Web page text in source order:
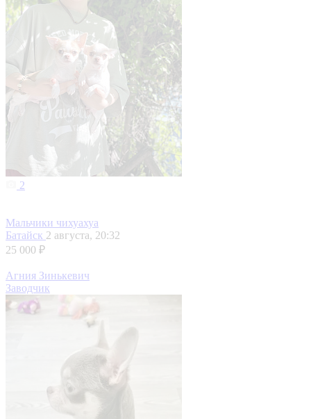
2
Мальчики чихуахуа
Батайск 2 августа, 20:32
25 000 ₽
Агния Зинькевич
Заводчик